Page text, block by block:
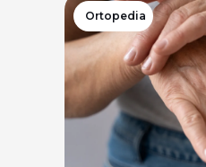
Ortopedia